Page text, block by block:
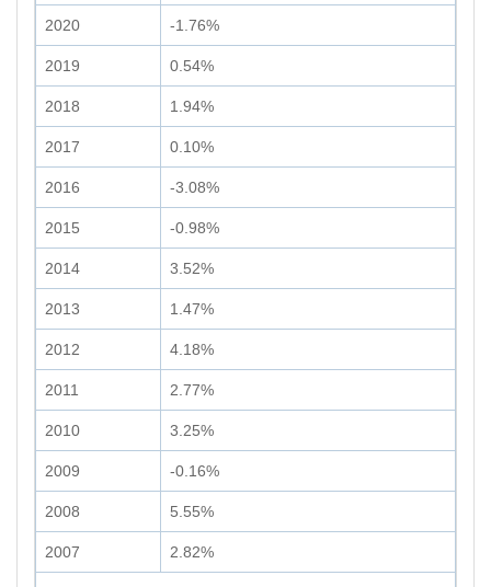
2020 -1.76%
2019 0.54%
2018 1.94%
2017 0.10%
2016 -3.08%
2015 -0.98%
2014 3.52%
2013 1.47%
2012 4.18%
2011 2.77%
2010 3.25%
2009 -0.16%
2008 5.55%
2007 2.82%